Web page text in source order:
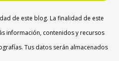
de este blog. La finalidad de este
información, contenidos y recursos
Tus datos serán almacenados